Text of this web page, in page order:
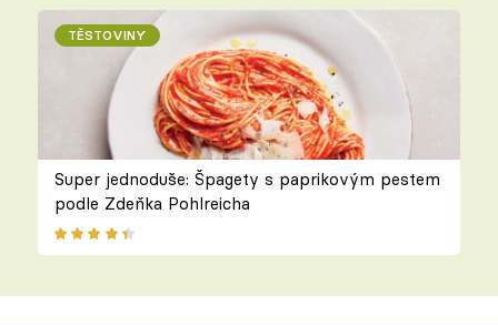
TĚSTOVINY
Super jednoduše: Špagety s paprikovým pestem
podle Zdeňka Pohlreicha